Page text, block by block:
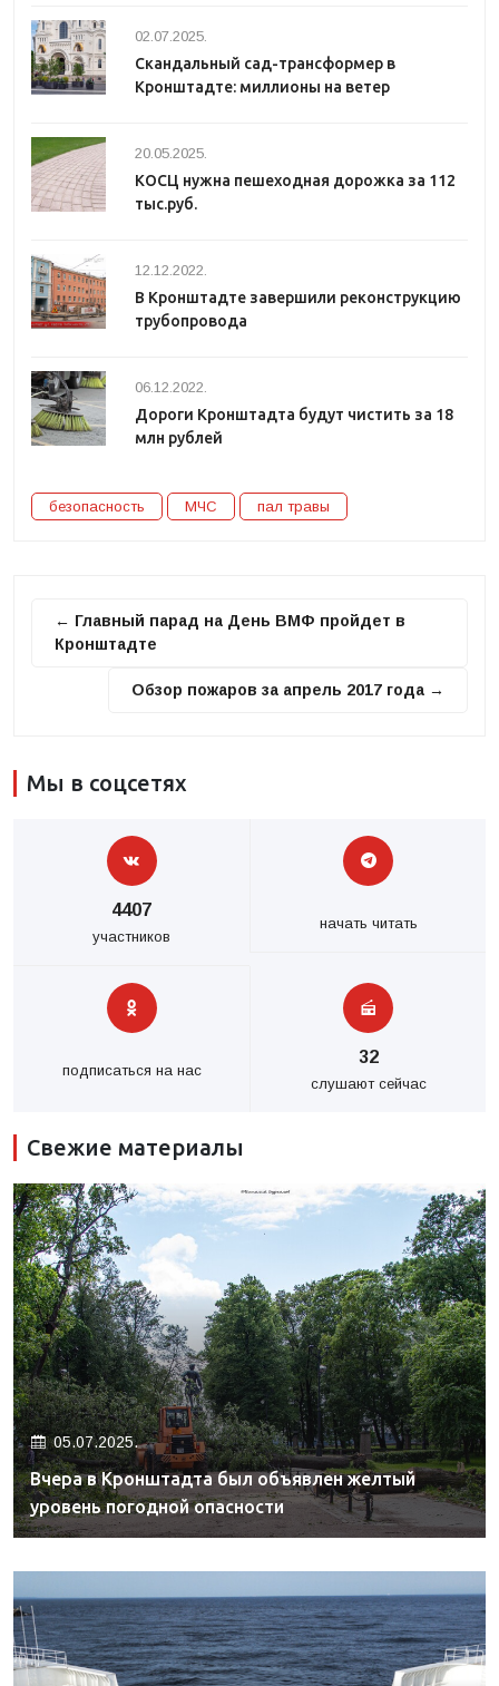
02.07.2025.
Скандальный сад-трансформер в
Кронштадте: миллионы на ветер
20.05.2025.
КОСЦ нужна пешеходная дорожка за 112
тыс.руб.
12.12.2022.
В Кронштадте завершили реконструкцию
трубопровода
06.12.2022.
Дороги Кронштадта будут чистить за 18
млн рублей
безопасность МЧС пал травы
← Главный парад на День ВМФ пройдет в
Кронштадте
Обзор пожаров за апрель 2017 года →
Мы в соцсетях
4407
участников
начать читать
подписаться на нас
32
слушают сейчас
Свежие материалы
05.07.2025.
Вчера в Кронштадта был объявлен желтый
уровень погодной опасности